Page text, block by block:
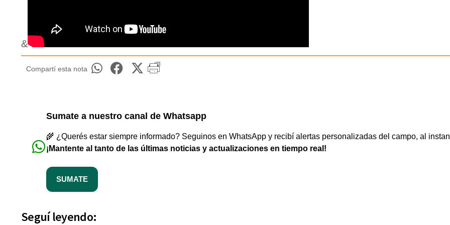
&
Compartí esta nota
Sumate a nuestro canal de Whatsapp
🌾 ¿Querés estar siempre informado? Seguinos en WhatsApp y recibí alertas personalizadas del campo, al
¡Mantente al tanto de las últimas noticias y actualizaciones en tiempo real!
SUMATE
Seguí leyendo: